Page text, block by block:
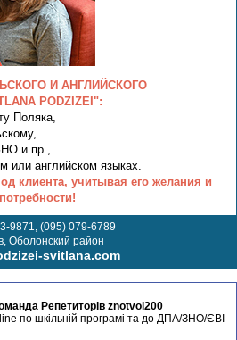
И АНГЛИЙСКОГО
PODZIZEI":
Поляка,
и пр.,
или английском языках.
клиента, учитывая его желания и
потребности!
9871, (095) 079-6789
Оболонский район
svitlana.com
Репетиторів znotvoi200
по шкільній програмі та до ДПА/ЗНО/ЄВІ